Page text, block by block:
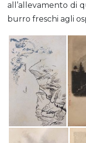
all’allevamento di
burro freschi agli